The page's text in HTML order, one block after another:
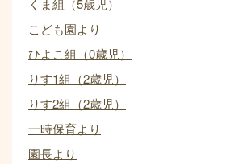
くま組（5歳児）
こども園より
ひよこ組（0歳児）
りす1組（2歳児）
りす2組（2歳児）
一時保育より
園長より